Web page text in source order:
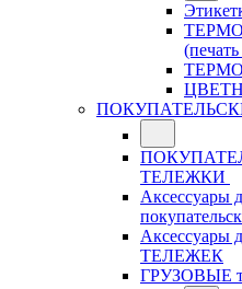
ТЕЛЕЖКИ
Аксессуары
ТЕЛЕЖЕК
ГРУЗОВЫЕ